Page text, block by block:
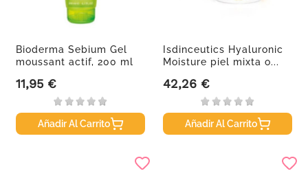
Bioderma Sebium Gel
moussant actif, 200 ml
Precio
11,95 €
Añadir Al Carrito
Isdinceutics Hyaluronic
Moisture piel mixta o...
Precio
42,26 €
Añadir Al Carrito